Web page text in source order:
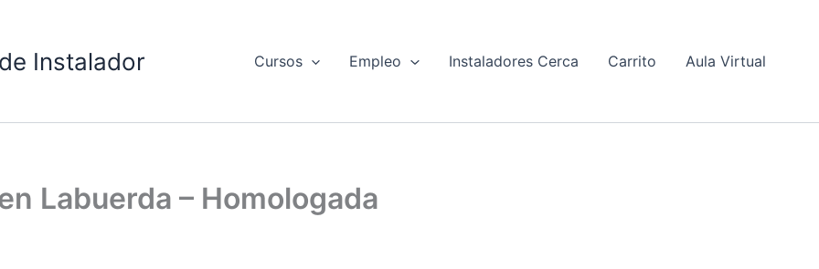
Instalador Cursos Empleo Instaladores Cerca Carrito Aula Virtual
Labuerda – Homologada